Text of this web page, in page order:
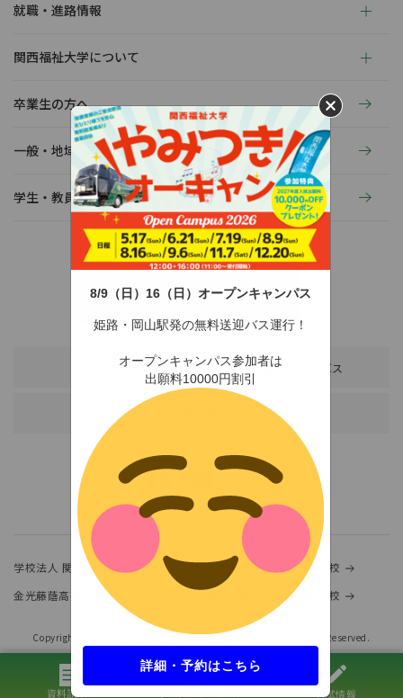
8/9（日）16（日）オープンキャンパス
姫路・岡山駅発の無料送迎バス運行！
オープンキャンパス参加者は
出願料10000円割引
詳細・予約はこちら
資料請求 入試情報
就職・進路情報
関西福祉大学について
卒業生の方へ
一般・地域の方へ
学生・教員の活動
〒678-0255 兵庫県赤穂市新田380-3
TEL：0791-46-2525（代）FAX：0791-46-2526
アクセス スクールバス
学校法人 関西金光学園
金光大阪中学校・高等学校
金光藤蔭高等学校
金光八尾中学校・高等学校
Copyright(c)KANSAI UNIVERSITY of SOCIAL WELFARE.ALL Rights Reserved.